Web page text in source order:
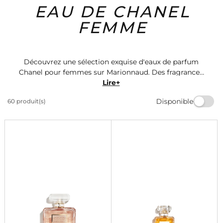
Solaire Homme Marques Idées
Cadeaux
Bons
Plans
EAU DE CHANEL
FEMME
Découvrez une sélection exquise d'eaux de parfum
Chanel pour femmes sur Marionnaud. Des fragrances
envoûtantes qui captivent les sens et soulignent votre
Chanel et laissez-vous emporter par des notes florales
Lire+
60 produit(s) Disponible